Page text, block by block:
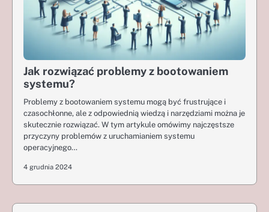
Jak rozwiązać problemy z bootowaniem
systemu?
Problemy z bootowaniem systemu mogą być frustrujące i
czasochłonne, ale z odpowiednią wiedzą i narzędziami można je
skutecznie rozwiązać. W tym artykule omówimy najczęstsze
przyczyny problemów z uruchamianiem systemu
operacyjnego…
4 grudnia 2024